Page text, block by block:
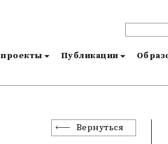
Публикации
Вернуться